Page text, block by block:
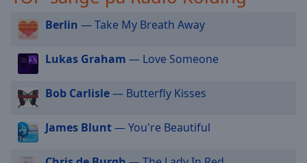
subtitles
settings
dialog
subtitles
selected
Audio
Track
Berlin — Take My Breath Away
Lukas Graham — Love Someone
Bob Carlisle— Butterfly Kisses
James Blunt— You're Beautiful